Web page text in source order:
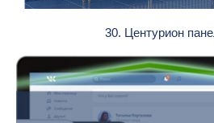
30. Центурион